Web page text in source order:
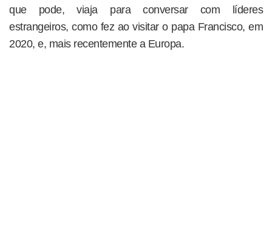
que pode, viaja para conversar com líderes
estrangeiros, como fez ao visitar o papa Francisco, em
2020, e, mais recentemente a Europa.